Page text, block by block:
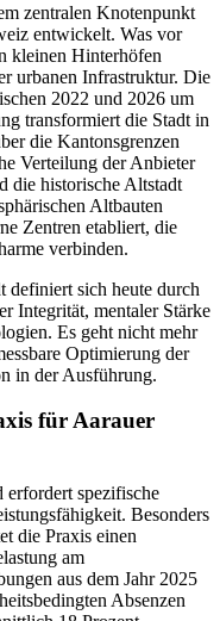
zentralen Knotenpunkt
entwickelt. Was vor
kleinen Hinterhöfen
urbanen Infrastruktur. Die
2022 und 2026 um
transformiert die Stadt in
die Kantonsgrenzen
Verteilung der Anbieter
die historische Altstadt
Altbauten
Zentren etabliert, die
verbinden.
definiert sich heute durch
Integrität, mentaler Stärke
Es geht nicht mehr
Optimierung der
in der Ausführung.
für Aarauer
spezifische
Besonders
die Praxis einen
am
aus dem Jahr 2025
Absenzen